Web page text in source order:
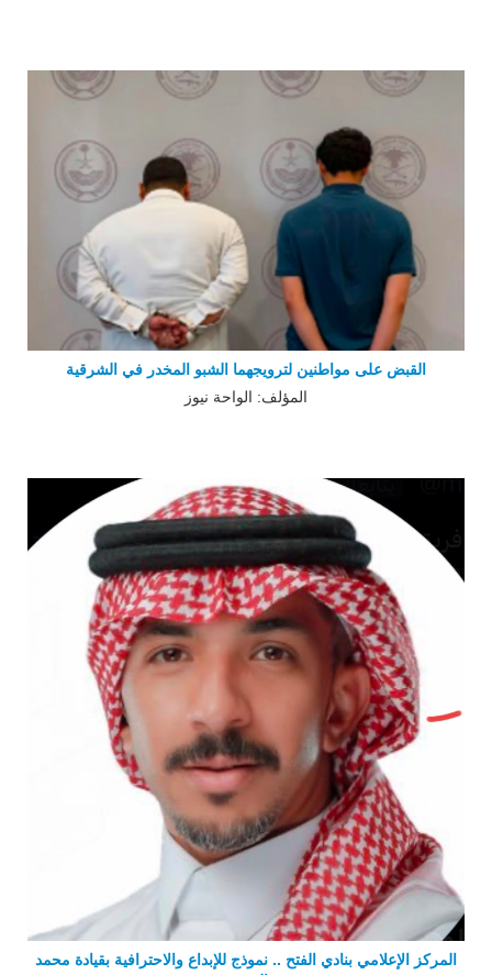
القبض على مواطنين لترويجهما الشبو المخدر في الشرقية
المؤلف: الواحة نيوز
المركز الإعلامي بنادي الفتح .. نموذج للإبداع والاحترافية بقيادة محمد